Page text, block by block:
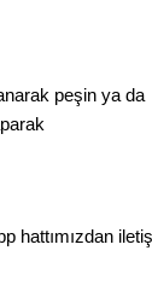
peşin ya da
hattımızdan